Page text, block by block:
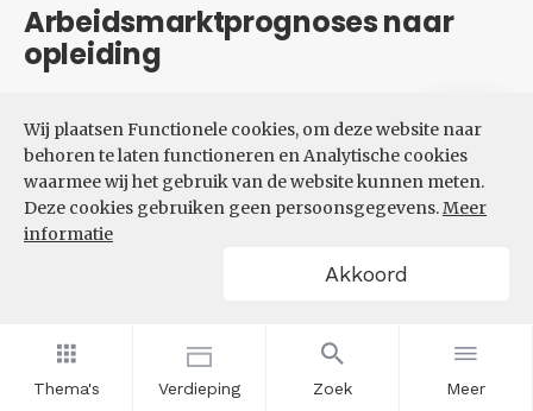
Thema's Verdieping Zoek Meer
Wij plaatsen Functionele cookies, om deze website naar
behoren te laten functioneren en Analytische cookies
waarmee wij het gebruik van de website kunnen meten.
Deze cookies gebruiken geen persoonsgegevens.Meer
informatie
Akkoord
Arbeidsmarktprognoses naar
opleiding
VERWACHTE UITBREIDINGS-
EN VERVANGINGSVRAAG NAAR
OPLEIDINGSNIVEAU
Filters